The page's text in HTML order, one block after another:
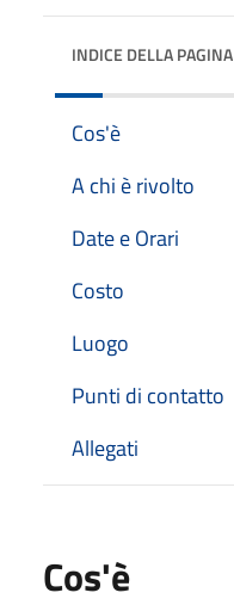
INDICE DELLA PAGINA
Cos'è
A chi è rivolto
Date e Orari
Costo
Luogo
Punti di contatto
Allegati
Cos'è